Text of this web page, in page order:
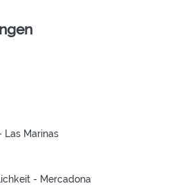
Las Marinas
- Mercadona